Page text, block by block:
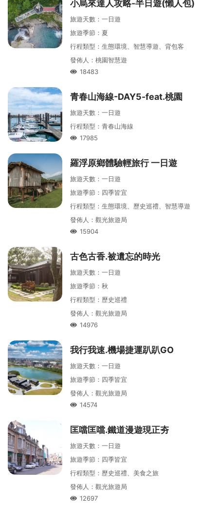
小烏來達人攻略-半日遊(懶人包)
旅遊天數 ： 一日遊
旅遊季節 ： 夏
行程類型 ： 生態環境、智慧導遊、背包客
發佈人 ： 桃園智慧遊
人氣18483
青春山海線-DAY5-feat.桃園
旅遊天數 ： 一日遊
行程類型 ： 青春山海線
人氣17985
羅浮原鄉體驗輕旅行 一日遊
旅遊天數 ： 一日遊
旅遊季節 ： 四季皆宜
行程類型 ： 生態環境、歷史巡禮、智慧導遊
發佈人 ： 觀光旅遊局
人氣15904
古色古香․被遺忘的時光
旅遊天數 ： 一日遊
旅遊季節 ： 秋
行程類型 ： 歷史巡禮
發佈人 ： 觀光旅遊局
人氣14976
我行我速․機場捷運趴趴GO
旅遊天數 ： 一日遊
旅遊季節 ： 四季皆宜
發佈人 ： 觀光旅遊局
人氣14574
匡噹匡噹․鐵道漫遊現正夯
旅遊天數 ： 一日遊
旅遊季節 ： 四季皆宜
行程類型 ： 歷史巡禮、美食之旅
發佈人 ： 觀光旅遊局
人氣12697